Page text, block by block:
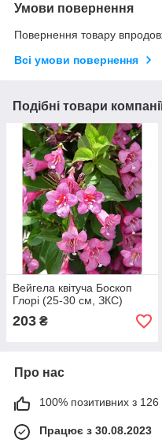
Умови повернення
Повернення товару
Всі умови повернення
Подібні товари
Вейгела квітуча Боскоп
Глорі (25-30 см, ЗКС)
203 ₴
Про нас
100% позитивних з 126
Працює з 30.08.2023